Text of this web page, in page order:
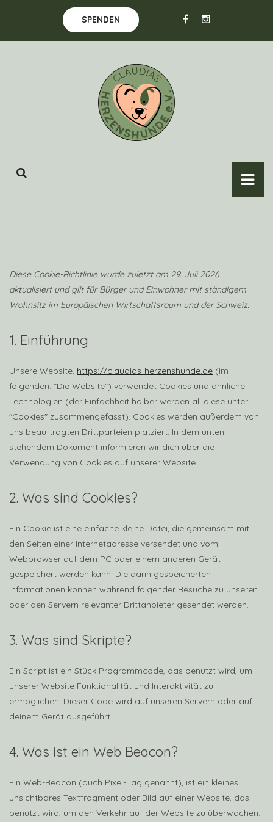
SPENDEN
Diese Cookie-Richtlinie wurde zuletzt am 29. Juli 2026
aktualisiert und gilt für Bürger und Einwohner mit ständigem
Wohnsitz im Europäischen Wirtschaftsraum und der Schweiz.
1. Einführung
Unsere Website, https://claudias-herzenshunde.de (im
folgenden: "Die Website") verwendet Cookies und ähnliche
Technologien (der Einfachheit halber werden all diese unter
"Cookies" zusammengefasst). Cookies werden außerdem von
uns beauftragten Drittparteien platziert. In dem unten
stehendem Dokument informieren wir dich über die
Verwendung von Cookies auf unserer Website.
2. Was sind Cookies?
Ein Cookie ist eine einfache kleine Datei, die gemeinsam mit
den Seiten einer Internetadresse versendet und vom
Webbrowser auf dem PC oder einem anderen Gerät
gespeichert werden kann. Die darin gespeicherten
Informationen können während folgender Besuche zu unseren
oder den Servern relevanter Drittanbieter gesendet werden.
3. Was sind Skripte?
Ein Script ist ein Stück Programmcode, das benutzt wird, um
unserer Website Funktionalität und Interaktivität zu
ermöglichen. Dieser Code wird auf unseren Servern oder auf
deinem Gerät ausgeführt.
4. Was ist ein Web Beacon?
Ein Web-Beacon (auch Pixel-Tag genannt), ist ein kleines
unsichtbares Textfragment oder Bild auf einer Website, das
benutzt wird, um den Verkehr auf der Website zu überwachen.